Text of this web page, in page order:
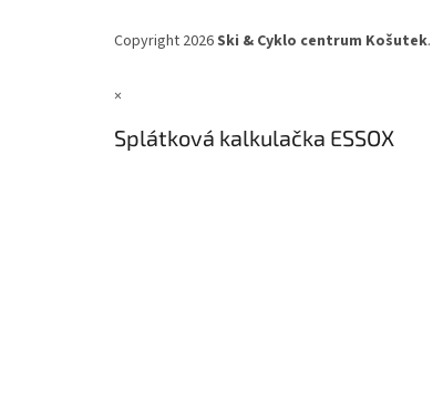
Copyright 2026Ski & Cyklo centrum Košutek
×
Splátková kalkulačka ESSOX